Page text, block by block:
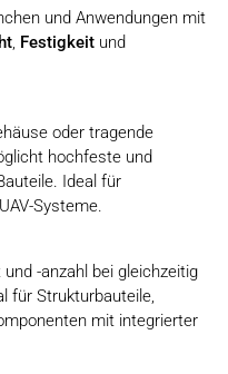
und Anwendungen mit
Festigkeit und
oder tragende
hochfeste und
Ideal für
Systeme.
-anzahl bei gleichzeitig
für Strukturbauteile,
mit integrierter